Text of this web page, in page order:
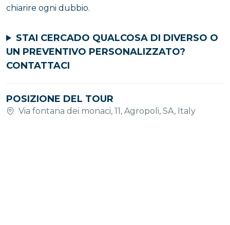
chiarire ogni dubbio.
STAI CERCADO QUALCOSA DI DIVERSO O
UN PREVENTIVO PERSONALIZZATO?
CONTATTACI
POSIZIONE DEL TOUR
Via fontana dei monaci, 11, Agropoli, SA, Italy